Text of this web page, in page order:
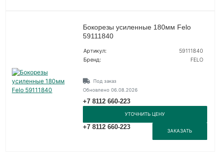
Бокорезы усиленные 180мм Felo
59111840
Артикул:
59111840
Бренд:
FELO
Под заказ
Обновлено 06.08.2026
+7 8112 660-223
УТОЧНИТЬ ЦЕНУ
+7 8112 660-223
ЗАКАЗАТЬ